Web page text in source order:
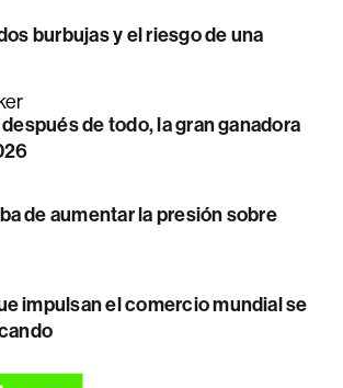
burbujas y el riesgo de una
de todo, la gran ganadora
de aumentar la presión sobre
impulsan el comercio mundial se